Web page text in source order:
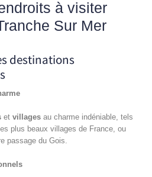
à visiter
Sur Mer
destinations
et villages au charme indéniable, tels
plus beaux villages de France, ou
passage du Gois.